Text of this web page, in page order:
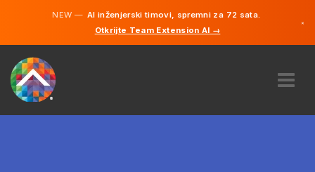
NEW —AI inženjerski timovi, spremni za 72 sata.
Otkrijte Team Extension AI →
×